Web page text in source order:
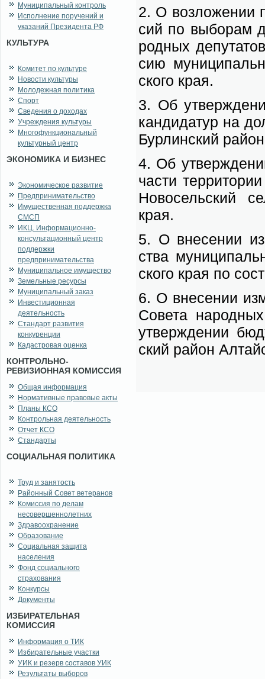
Муниципальный контроль
Исполнение поручений и
указаний Президента РФ
КУЛЬТУРА
Комитет по культуре
Новости культуры
Молодежная политика
Спорт
Сведения о доходах
Учреждения культуры
Многофункциональный
культурный центр
ЭКОНОМИКА И БИЗНЕС
Экономическое развитие
Предпринимательство
Имущественная поддержка
СМСП
ИКЦ. Информационно-
консультационный центр
поддержки
предпринимательства
Муниципальное имущество
Земельные ресурсы
Муниципальный заказ
Инвестиционная
деятельность
Стандарт развития
конкуренции
Кадастровая оценка
КОНТРОЛЬНО-
РЕВИЗИОННАЯ КОМИССИЯ
Общая информация
Нормативные правовые акты
Планы КСО
Контрольная деятельность
Отчет КСО
Стандарты
СОЦИАЛЬНАЯ ПОЛИТИКА
Труд и занятость
Районный Совет ветеранов
Комиссия по делам
несовершеннолетних
Здравоохранение
Образование
Социальная защита
населения
Фонд социального
страхования
Конкурсы
Документы
ИЗБИРАТЕЛЬНАЯ
КОМИССИЯ
Информация о ТИК
Избирательные участки
УИК и резерв составов УИК
Результаты выборов
2. О воз­ло­же­нии
сий по вы­бо­рам
род­ных
сию
ско­го края.
3. Об
кан­ди­да­тур на
Бур­лин­ский
4. Об
ча­сти
Но­во­сель­ский
края.
5. О вне­се­нии
ства
ско­го края по
6. О вне­се­нии
Со­ве­та
утвер­жде­нии
ский рай­он